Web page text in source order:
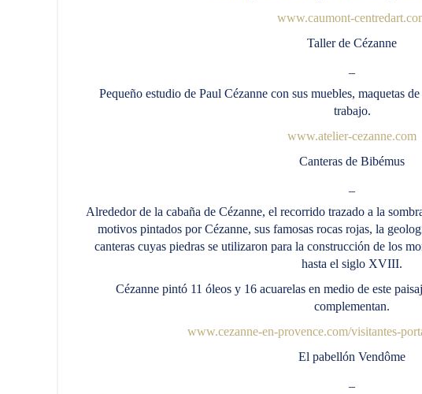
www.caumont-
Taller de Cézanne
Pequeño estudio de Paul Cézanne con sus muebles, maquetas
trabajo.
www.atelier-cezanne.com
Canteras de Bibémus
Alrededor de la cabaña de Cézanne, el recorrido trazado a la
motivos pintados por Cézanne, sus famosas rocas rojas, la
canteras cuyas piedras se utilizaron para la construcción de los
hasta el siglo XVIII.
Cézanne pintó 11 óleos y 16 acuarelas en medio de este
complementan.
www.cezanne-en-provence.com/visitantes-
El pabellón Vendôme